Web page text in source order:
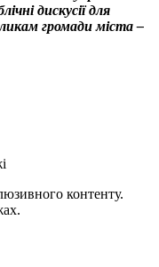
дискусії для
громади міста –
контенту.